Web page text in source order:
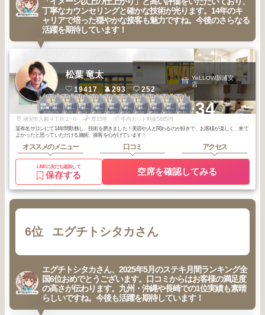
丁寧なカウンセリングと確かな技術が光ります。14年のキ
ャリアで培った穏やかな接客も魅力ですね。今後のさらなる
活躍を期待しています！
1
船橋・津田沼・
本八幡・浦安・
市川2026年 7月
1
船橋・津田沼・
本八幡・浦安・
市川2026年 7月
1
船橋・津田沼・
本八幡・浦安・
市川2026年 7月
1
船橋・津田沼・
本八幡・浦安・
市川2026年 6月
1
船橋・津田沼・
本八幡・浦安・
市川2026年 6月
1
船橋・津田沼・
本八幡・浦安・
市川2026年 6月
1
船橋・津田沼・
本八幡・浦安・
市川2026年 5月
1
船橋・津田沼・
本八幡・浦安・
市川2026年 5月
1
船橋・津田沼・
本八幡・浦安・
市川2026年 5月
1
船橋・津田沼・
本八幡・浦安・
市川2026年 4月+34
松葉 竜太
19417 293 252
YeLLOW新浦安
店
浦安市入船４丁目２−６ 歴15年
平均カット料金5885円
某有名サロンにて14年間勤務し、技術を磨きました！美容や人と関わるのが好きで、お客様が楽しく、来て
よかったと思っていただける施術、接客を心がけています！
オススメのメニュー 口コミ アクセス
LINEに友だち追加して
保存する 空席を確認してみる
6位 エグチトシタカさん
エグチトシタカさん、2025年5月のステキ月間ランキング全
国6位おめでとうございます。口コミからはお客様の満足度
の高さが伝わります。九州・沖縄や長崎での1位実績も素晴
らしいですね。今後も活躍を期待しています！